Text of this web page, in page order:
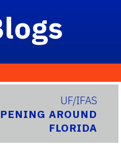
UF/IFAS
AROUND
FLORIDA